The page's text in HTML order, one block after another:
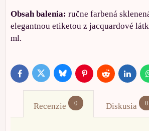
Obsah balenia: ručne farbená
elegantnou etiketou z jacquardové
ml.
FacebookTwitter BlueskyPinterestReddit
Recenzie 0 Diskusia 0